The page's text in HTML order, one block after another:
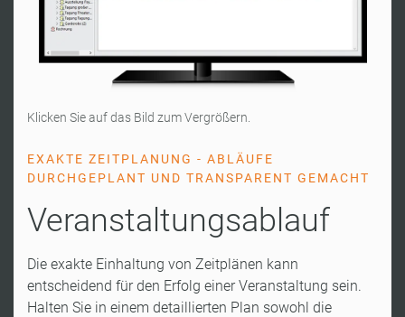
Klicken Sie auf das Bild zum Vergrößern.
EXAKTE ZEITPLANUNG - ABLÄUFE
DURCHGEPLANT UND TRANSPARENT GEMACHT
Veranstaltungsablauf
Die exakte Einhaltung von Zeitplänen kann
entscheidend für den Erfolg einer Veranstaltung sein.
Halten Sie in einem detaillierten Plan sowohl die